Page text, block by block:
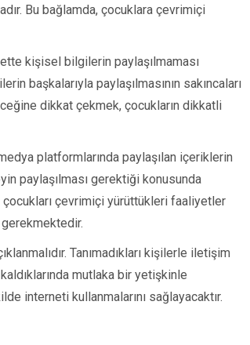
Bu bağlamda, çocuklara çevrimiçi
kişisel bilgilerin paylaşılmaması
başkalarıyla paylaşılmasının sakıncaları
dikkat çekmek, çocukların dikkatli
platformlarında paylaşılan içeriklerin
paylaşılması gerektiği konusunda
çevrimiçi yürüttükleri faaliyetler
Tanımadıkları kişilerle iletişim
mutlaka bir yetişkinle
interneti kullanmalarını sağlayacaktır.